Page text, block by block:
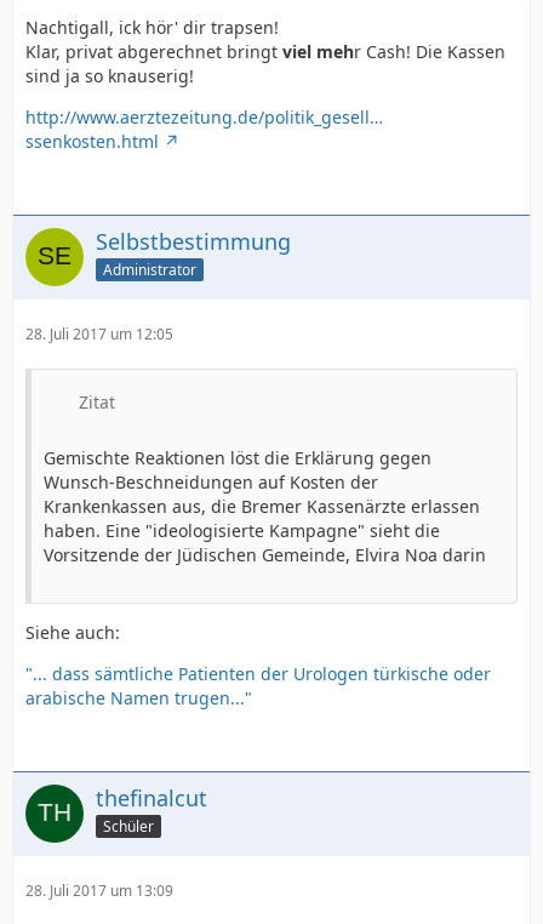
Nachtigall, ick hör' dir trapsen!
Klar, privat abgerechnet bringt viel mehr Cash! Die Kassen
sind ja so knauserig!
http://www.aerztezeitung.de/politik_gesell…
ssenkosten.html
Selbstbestimmung
Administrator
28. Juli 2017 um 12:05
Zitat
Gemischte Reaktionen löst die Erklärung gegen
Wunsch-Beschneidungen auf Kosten der
Krankenkassen aus, die Bremer Kassenärzte erlassen
haben. Eine "ideologisierte Kampagne" sieht die
Vorsitzende der Jüdischen Gemeinde, Elvira Noa darin
Siehe auch:
"... dass sämtliche Patienten der Urologen türkische oder
arabische Namen trugen..."
thefinalcut
Schüler
28. Juli 2017 um 13:09